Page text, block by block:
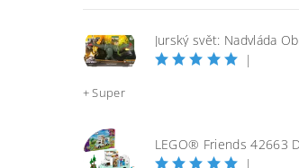
|
+ Super
|